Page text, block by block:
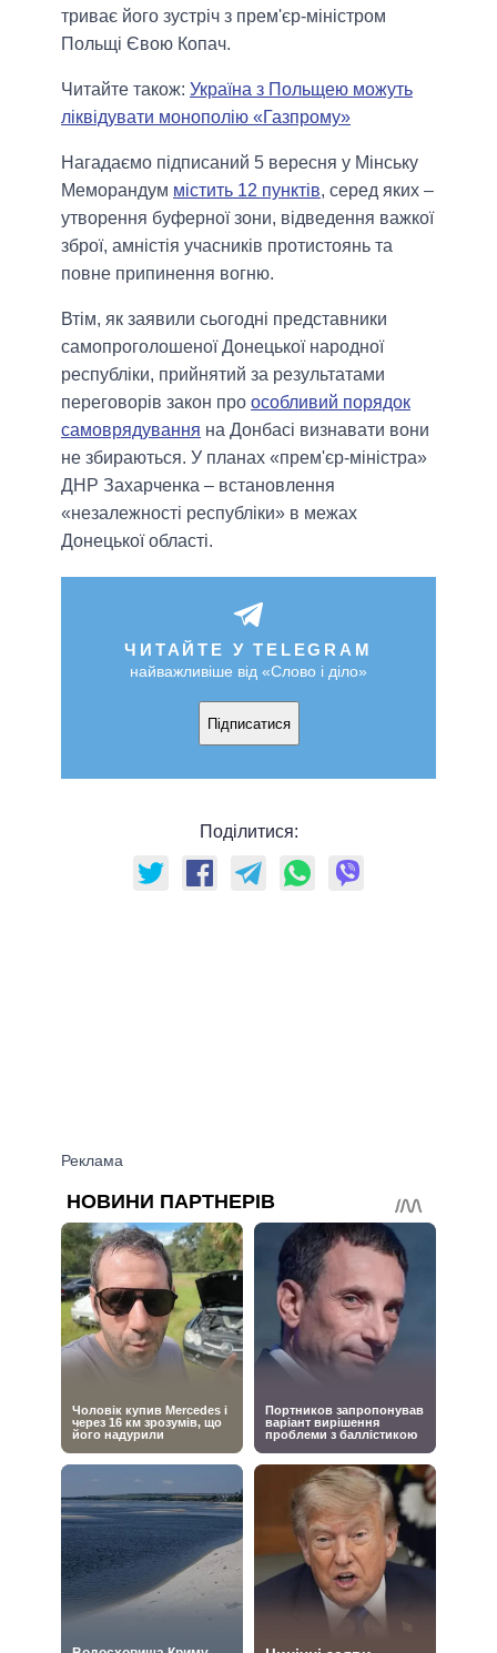
триває його зустріч з прем'єр-міністром
Польщі Євою Копач.
Читайте також: Україна з Польщею можуть
ліквідувати монополію «Газпрому»
Нагадаємо підписаний 5 вересня у Мінську
Меморандум містить 12 пунктів, серед яких –
утворення буферної зони, відведення важкої
зброї, амністія учасників протистоянь та
повне припинення вогню.
Втім, як заявили сьогодні представники
самопроголошеної Донецької народної
республіки, прийнятий за результатами
переговорів закон про особливий порядок
самоврядування на Донбасі визнавати вони
не збираються. У планах «прем'єр-міністра»
ДНР Захарченка – встановлення
«незалежності республіки» в межах
Донецької області.
ЧИТАЙТЕ У TELEGRAM
найважливіше від «Слово і діло»
Підписатися
Поділитися: